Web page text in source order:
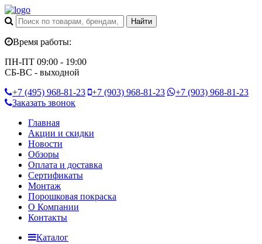
Время работы:
ПН-ПТ 09:00 - 19:00
СБ-ВС - выходной
+7 (495) 968-81-23 +7 (903) 968-81-23 +7 (903) 968-81-23
Заказать звонок
Главная
Акции и скидки
Новости
Обзоры
Оплата и доставка
Сертификаты
Монтаж
Порошковая покраска
О Компании
Контакты
Каталог